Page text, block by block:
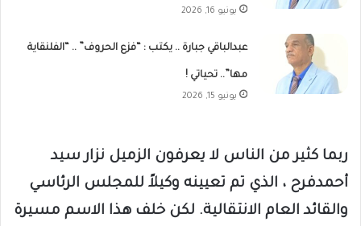
يونيو 16, 2026
عبدالباقي جبارة .. يكتب : “فزع الحروف” .. “الفلنقاية
مها”.. تحياتي !
يونيو 15, 2026
ربما كثير من الناس لا يعرفون الزميل نزار سيد
أحمدفرح ، الذي تم تعيينه وكيلاً للمجلس الرئاسي
والقائد العام الانتقالية. لكن خلف هذا الاسم مسيرة